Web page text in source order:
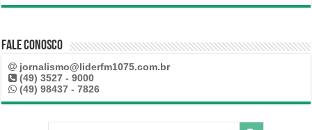
Fale Conosco
jornalismo@liderfm1075.com.br
(49) 3527 - 9000
(49) 98437 - 7826